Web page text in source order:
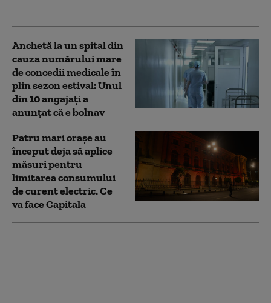
Anchetă la un spital din
cauza numărului mare
de concedii medicale în
plin sezon estival: Unul
din 10 angajați a
anunțat că e bolnav
Patru mari orașe au
început deja să aplice
măsuri pentru
limitarea consumului
de curent electric. Ce
va face Capitala